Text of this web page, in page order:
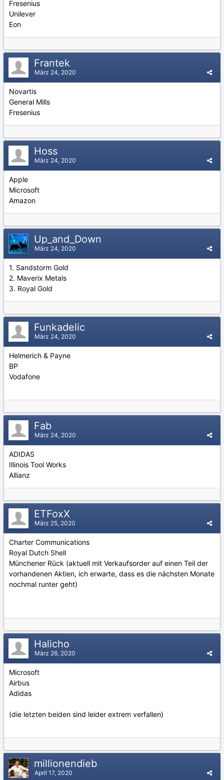
Fresenius
Unilever
Eon
Frantek
März 24, 2020
Novartis
General Mills
Fresenius
Hoss
März 24, 2020
Apple
Microsoft
Amazon
Up_and_Down
März 24, 2020
1. Sandstorm Gold
2. Maverix Metals
3. Royal Gold
Funkadelic
März 24, 2020
Helmerich & Payne
BP
Vodafone
Fab
März 24, 2020
ADIDAS
Illinois Tool Works
Allianz
ETFoxX
März 25, 2020
Charter Communications
Royal Dutch Shell
Münchener Rück (aktuell mit Verkaufsorder auf einen Teil der
vorhandenen Aktien, ich erwarte, dass es die nächsten Monate
nochmal runter geht)
Halicho
März 26, 2020
Microsoft
Airbus
Adidas
(die letzten beiden sind leider extrem verfallen)
millionendieb
April 17, 2020